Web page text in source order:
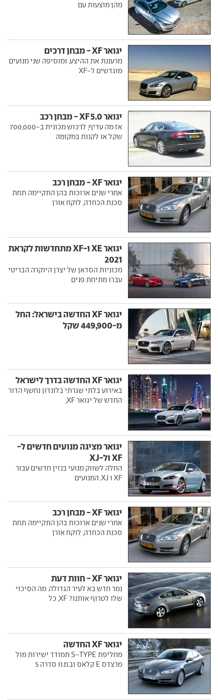
מהן מוצעות עם
יגואר XF - מבחן דרכים
מרעננת את ההיצע, ומוסיפה שני מנועים
מוגדשים ל-XF
יגואר XF 5.0 - מבחן רכב
אז מה עדיף, לרכוש מכונית ב-700,000
שקל או לקנות במקומה
יגואר XF - מבחן רכב
אחרי שנים ארוכות בהן התקיימה תחת
סכנת הכחדה, לוקח אורן
יגואר XE ו-XF מתחדשות לקראת
2021
מכוניות הסדאן של יצרן היוקרה הבריטי
עברו מתיחת פנים
יגואר XF החדשה בישראל: החל
מ-449,900 שקל
יגואר XF החדשה בדרך לישראל
באירוע בלתי שגרתי בלונדון נחשף הדור
החדש של יגואר XF,
יגואר מציגה מנועים חדשים ל-
XF ול-XJ
החלה לשווק מנועי בנזין חדשים עבור
XF ו XJ. המנועים
יגואר XF - מבחן רכב
אחרי שנים ארוכות בהן התקיימה תחת
סכנת הכחדה, לוקח אורן
יגואר XF - חוות דעת
נמר חדש בא לעיר הגדולה. מה הסיכוי
שלו לטרוף אותנו? XF, כל
יגואר XF החדשה
מחליפת S-TYPE תמודד ישירות מול
מרצדס E קלאס וב.מ.וו סדרה 5